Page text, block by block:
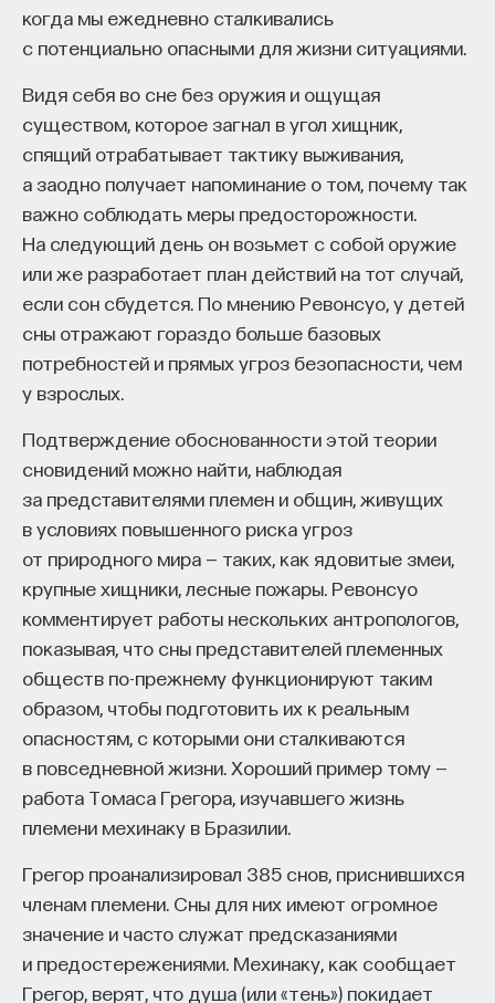
когда мы ежедневно сталкивались
с потенциально опасными для жизни ситуациями.
Видя себя во сне без оружия и ощущая
существом, которое загнал в угол хищник,
спящий отрабатывает тактику выживания,
а заодно получает напоминание о том, почему так
важно соблюдать меры предосторожности.
На следующий день он возьмет с собой оружие
или же разработает план действий на тот случай,
если сон сбудется. По мнению Ревонсуо, у детей
сны отражают гораздо больше базовых
потребностей и прямых угроз безопасности, чем
у взрослых.
Подтверждение обоснованности этой теории
сновидений можно найти, наблюдая
за представителями племен и общин, живущих
в условиях повышенного риска угроз
от природного мира — таких, как ядовитые змеи,
крупные хищники, лесные пожары. Ревонсуо
комментирует работы нескольких антропологов,
показывая, что сны представителей племенных
обществ по-прежнему функционируют таким
образом, чтобы подготовить их к реальным
опасностям, с которыми они сталкиваются
в повседневной жизни. Хороший пример тому —
работа Томаса Грегора, изучавшего жизнь
племени мехинаку в Бразилии.
Грегор проанализировал 385 снов, приснившихся
членам племени. Сны для них имеют огромное
значение и часто служат предсказаниями
и предостережениями. Мехинаку, как сообщает
Грегор, верят, что душа (или «тень») покидает
Если у вас есть STEM-образование или опыт
в исследовательской сфере — это ваш шанс
приблизить Четвёртую индустриальную
революцию и найти своё место в инновационном
будущем! ​
Заполните анкету и загрузите своё резюме,
чтобы стать участником программы:
https://postnauka.org/link/tal1125_blog1
НАПИСАТЬ НАМ
НАД МАТЕРИАЛОМ РАБОТАЛИ
ПостНаука
Сения Долгачева
редактор ПостНауки
ТЕХНОЛОГИИ
644 публикации
МАТЕМАТИКА
НАУКА БИОТЕХНОЛОГИИ
ПРОГРАММНАЯ ИНЖЕНЕРИЯ ТОЧНЫЕ НАУКИ